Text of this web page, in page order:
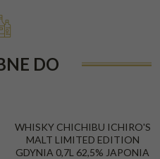
DO
WHISKY CHICHIBU ICHIRO'S
MALT LIMITED EDITION
GDYNIA 0,7L 62,5% JAPONIA